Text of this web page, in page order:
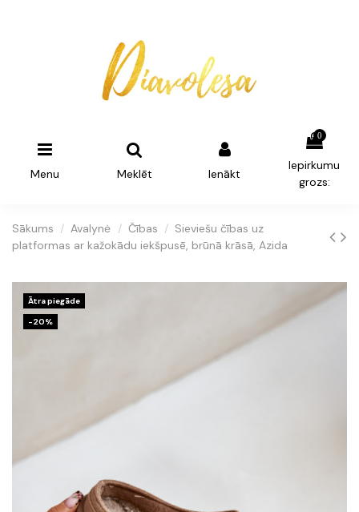
Menu Meklēt Ienākt
0
Iepirkumu
grozs:
Sākums Avalynė Čības
Sieviešu čības uz
platformas ar kažokādu iekšpusē, brūnā krāsā, Azida
Ātra piegāde
-20%